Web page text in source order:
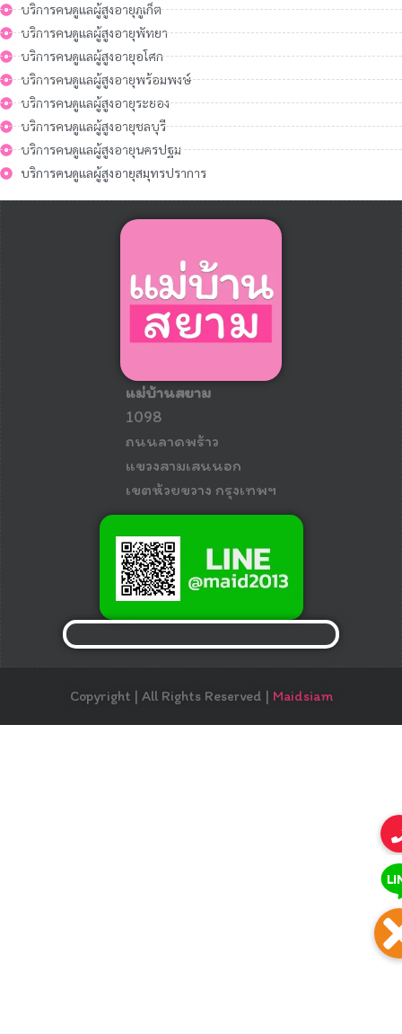
บริการคนดูแลผู้สูงอายุภูเก็ต
บริการคนดูแลผู้สูงอายุพัทยา
บริการคนดูแลผู้สูงอายุอโศก
บริการคนดูแลผู้สูงอายุพร้อมพงษ์
บริการคนดูแลผู้สูงอายุระยอง
บริการคนดูแลผู้สูงอายุชลบุรี
บริการคนดูแลผู้สูงอายุนครปฐม
บริการคนดูแลผู้สูงอายุสมุทรปราการ
แม่บ้านสยาม
1098
ถนนลาดพร้าว
แขวงสามเสนนอก
เขตห้วยขวาง กรุงเทพฯ
Copyright | All Rights Reserved | Maidsiam